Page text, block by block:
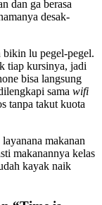
dan ga berasa
desak-
bikin lu pegel-pegel.
tiap kursinya, jadi
bisa langsung
sama wifi
tanpa takut kuota
makanan
makanannya kelas
kayak naik